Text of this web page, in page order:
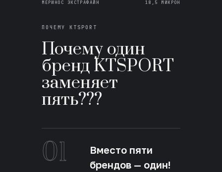
МЕРИНОС ЭКСТРАФАЙН 18,5 МИКРОН
ПОЧЕМУ KTSPORT
Почему один
бренд KTSPORT
заменяет
пять???
01
Вместо пяти
брендов — один!